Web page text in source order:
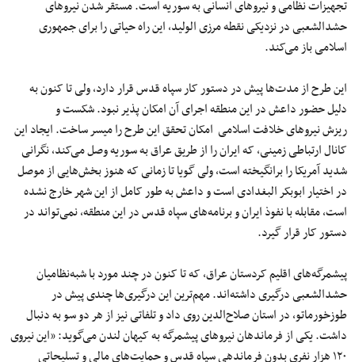
تجهیزات نظامی و نیروهای انسانی به سوریه است. مستقر شدن نیروهای
حشدالشعبی در نزدیکی نقطه مرزی الولید، این راه حیاتی را برای جمهوری
اسلامی باز می‌کند.
این طرح از مدت‌ها پیش در دستور کار سپاه قدس قرار دارد، ولی تا کنون به
دلیل حضور داعش در این منطقه اجرای آن امکان پذیر نبود. شکست و
ریزش نیروهای خلافت اسلامی امکان تحقق این طرح را میسر ساخت. ایجاد این
کانال ارتباطی زمینی، که ایران را از طریق عراق به سوریه وصل می‌کند، نگرانی
شدید آمریکا را برانگیخته است، ولی گویا تا زمانی که هنوز بخش‌هایی از موصل
در اختیار ابوبکر البغدادی است و داعش به طور کامل از این شهر خارج نشده
است، مقابله با نفوذ ایران و برنامه‌های سپاه قدس در این منطقه، نمی‌تواند در
دستور کار قرار گیرد.
پیشمرگه‌های اقلیم کردستان عراق، که تا کنون در چند مورد با شبه‌نظامیان
حشدالشعبی درگیری داشته‌اند. مهم‌ترین این درگیری‌ها چندی پیش در
طوزخورماتو، در استان صلاح‌الدین روی داد و تلفاتی نیز از هر دو سو به دنبال
داشت. یکی از فرماندهان نیروهای پیشمرگه به کیهان لندن می‌گوید: «این نیروی
۱۲۰ هزار نفری بدون فرماندهی سپاه قدس و حمایت‌های مالی و تسلیحاتی